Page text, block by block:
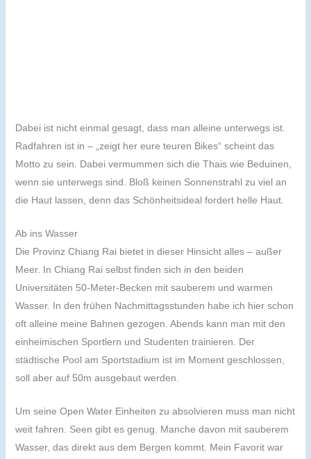
Dabei ist nicht einmal gesagt, dass man alleine unterwegs ist.
Radfahren ist in – „zeigt her eure teuren Bikes“ scheint das
Motto zu sein. Dabei vermummen sich die Thais wie Beduinen,
wenn sie unterwegs sind. Bloß keinen Sonnenstrahl zu viel an
die Haut lassen, denn das Schönheitsideal fordert helle Haut.
Ab ins Wasser
Die Provinz Chiang Rai bietet in dieser Hinsicht alles – außer
Meer. In Chiang Rai selbst finden sich in den beiden
Universitäten 50-Meter-Becken mit sauberem und warmen
Wasser. In den frühen Nachmittagsstunden habe ich hier schon
oft alleine meine Bahnen gezogen. Abends kann man mit den
einheimischen Sportlern und Studenten trainieren. Der
städtische Pool am Sportstadium ist im Moment geschlossen,
soll aber auf 50m ausgebaut werden.
Um seine Open Water Einheiten zu absolvieren muss man nicht
weit fahren. Seen gibt es genug. Manche davon mit sauberem
Wasser, das direkt aus dem Bergen kommt. Mein Favorit war